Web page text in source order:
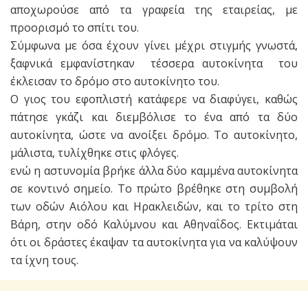
αποχωρούσε από τα γραφεία της εταιρείας, με
προορισμό το σπίτι του.
Σύμφωνα με όσα έχουν γίνει μέχρι στιγμής γνωστά,
ξαφνικά εμφανίστηκαν τέσσερα αυτοκίνητα του
έκλεισαν το δρόμο στο αυτοκίνητο του.
Ο γιος του εφοπλιστή κατάφερε να διαφύγει, καθώς
πάτησε γκάζι και διεμβόλισε το ένα από τα δύο
αυτοκίνητα, ώστε να ανοίξει δρόμο. Το αυτοκίνητο,
μάλιστα, τυλίχθηκε στις φλόγες.
ενώ η αστυνομία βρήκε άλλα δύο καμμένα αυτοκίνητα
σε κοντινό σημείο. Το πρώτο βρέθηκε στη συμβολή
των οδών Αιόλου και Ηρακλειδών, και το τρίτο στη
Βάρη, στην οδό Καλύμνου και Αθηναΐδος. Εκτιμάται
ότι οι δράστες έκαψαν τα αυτοκίνητα για να καλύψουν
τα ίχνη τους.